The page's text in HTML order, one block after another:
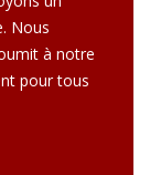
Nous
à notre
pour tous